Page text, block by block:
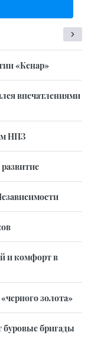
«Кенар»
впечатлениями
НПЗ
и комфорт в
золота»
буровые бригады